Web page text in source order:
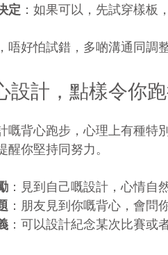
定 ：如果可以，先試穿樣板
唔好怕試錯，多啲溝通同調
設計，點樣令你
嘅背心跑步，心理上有種特
醒你堅持同努力。
：見到自己嘅設計，心情自
：朋友見到你嘅背心，會問
：可以設計紀念某次比賽或